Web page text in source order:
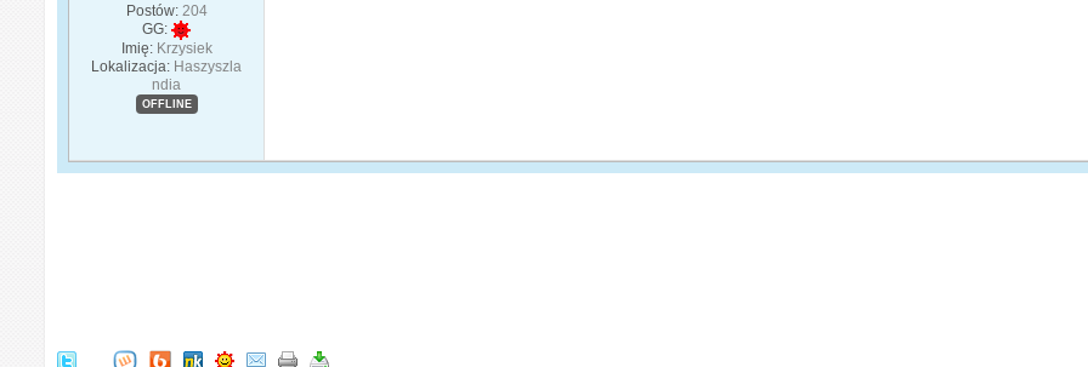
Postów: 204
GG:
Imię: Krzysiek
Lokalizacja: Haszyszla
ndia
OFFLINE